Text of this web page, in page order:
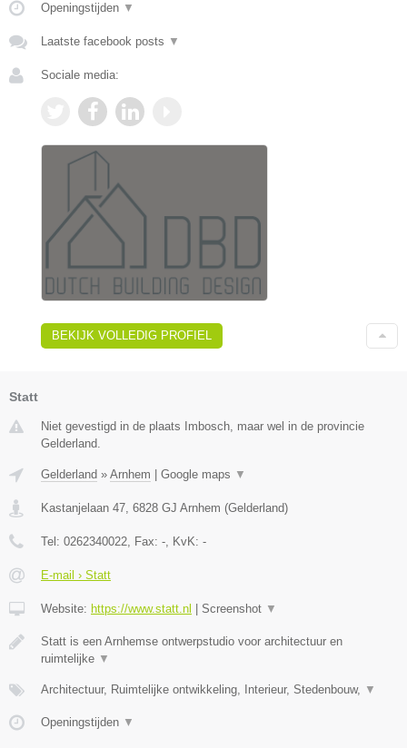
Openingstijden ▼
Laatste facebook posts ▼
Sociale media:
BEKIJK VOLLEDIG PROFIEL
Statt
Niet gevestigd in de plaats Imbosch, maar wel in de provincie
Gelderland.
Gelderland » Arnhem Google maps ▼
Kastanjelaan 47, 6828 GJ Arnhem (Gelderland)
Tel: 0262340022, Fax: -, KvK: -
E-mail › Statt
Website: https://www.statt.nl Screenshot ▼
Statt is een Arnhemse ontwerpstudio voor architectuur en
ruimtelijke ▼
Architectuur, Ruimtelijke ontwikkeling, Interieur, Stedenbouw, ▼
Openingstijden ▼